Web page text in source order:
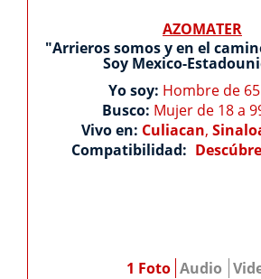
AZOMATER
"Arrieros somos y en el
Soy Mexico-
Yo soy: Hombre de
Busco: Mujer de 18 a
Vivo en: Culiacan,
Compatibilidad:
1 Foto Audio